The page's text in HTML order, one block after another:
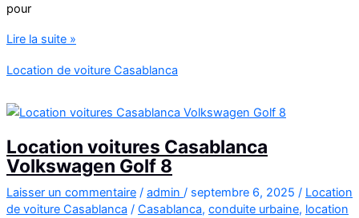
pour
Location
Casablanca
Macan
Lire la suite »
Location de voiture Casablanca
Location voitures Casablanca
Volkswagen Golf 8
Laisser un commentaire / admin / septembre 6, 2025 / Location
de voiture Casablanca / Casablanca, conduite urbaine, location